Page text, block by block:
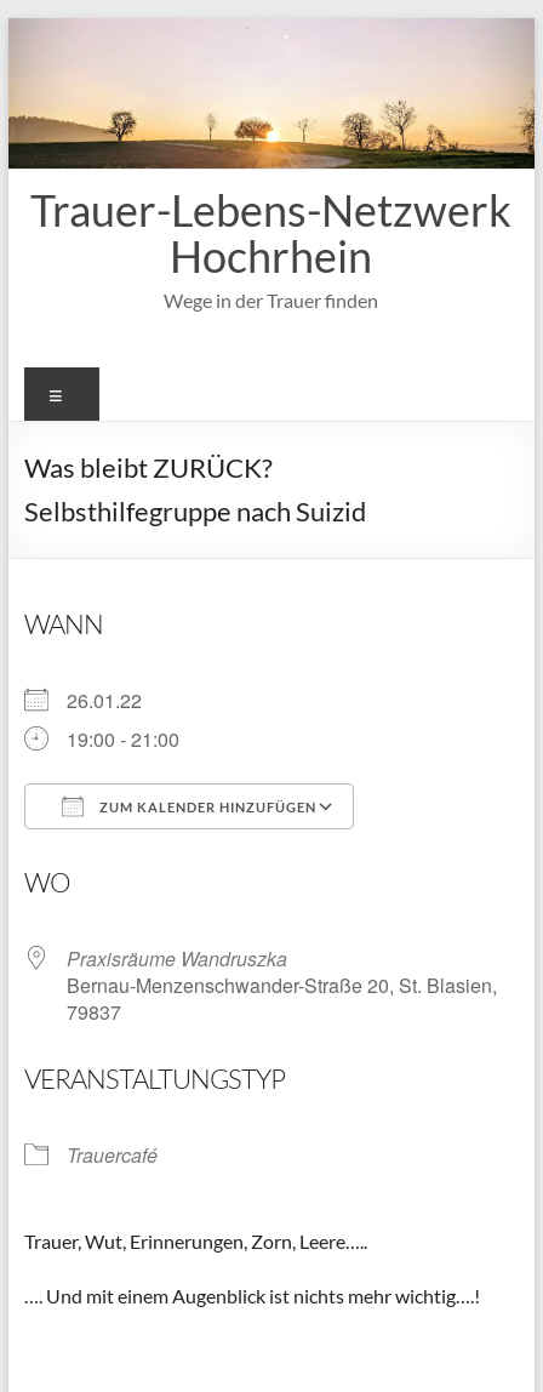
Trauer-Lebens-Netzwerk
Hochrhein
Wege in der Trauer finden
Was bleibt ZURÜCK?
Selbsthilfegruppe nach Suizid
WANN
26.01.22
19:00 - 21:00
ZUM KALENDER HINZUFÜGEN
WO
Praxisräume Wandruszka
Bernau-Menzenschwander-Straße 20, St. Blasien,
79837
VERANSTALTUNGSTYP
Trauercafé
Trauer, Wut, Erinnerungen, Zorn, Leere…..
…. Und mit einem Augenblick ist nichts mehr wichtig….!